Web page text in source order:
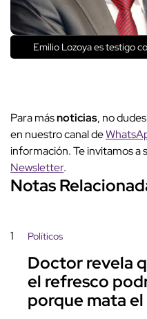
Emilio Lozoya es testigo
Para másnoticias, no
en nuestro canal de
información. Te invitamos a
Newsletter.
Notas
1 Políticos
Doctor revela
el refresco
porque mata